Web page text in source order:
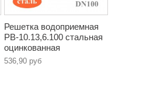
Решетка водоприемная
РВ-10.13,6.100 стальная
оцинкованная
536,90 руб